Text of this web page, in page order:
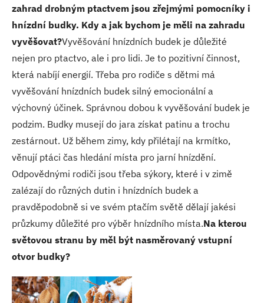
zahrad drobným ptactvem jsou zřejmými pomocníky i
hnízdní budky. Kdy a jak bychom je měli na zahradu
vyvěšovat?Vyvěšování hnízdních budek je důležité
nejen pro ptactvo, ale i pro lidi. Je to pozitivní činnost,
která nabíjí energií. Třeba pro rodiče s dětmi má
vyvěšování hnízdních budek silný emocionální a
výchovný účinek. Správnou dobou k vyvěšování budek je
podzim. Budky musejí do jara získat patinu a trochu
zestárnout. Už během zimy, kdy přilétají na krmítko,
věnují ptáci čas hledání místa pro jarní hnízdění.
Odpovědnými rodiči jsou třeba sýkory, které i v zimě
zalézají do různých dutin i hnízdních budek a
pravděpodobně si ve svém ptačím světě dělají jakési
průzkumy důležité pro výběr hnízdního místa.Na kterou
světovou stranu by měl být nasměrovaný vstupní
otvor budky?